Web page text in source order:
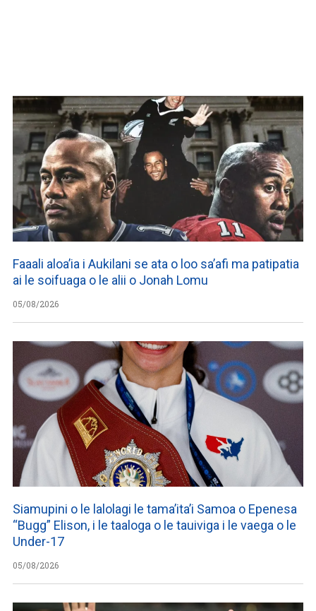
Faaali aloa’ia i Aukilani se ata o loo sa’afi ma patipatia
ai le soifuaga o le alii o Jonah Lomu
05/08/2026
Siamupini o le lalolagi le tama’ita’i Samoa o Epenesa
“Bugg” Elison, i le taaloga o le tauiviga i le vaega o le
Under-17
05/08/2026